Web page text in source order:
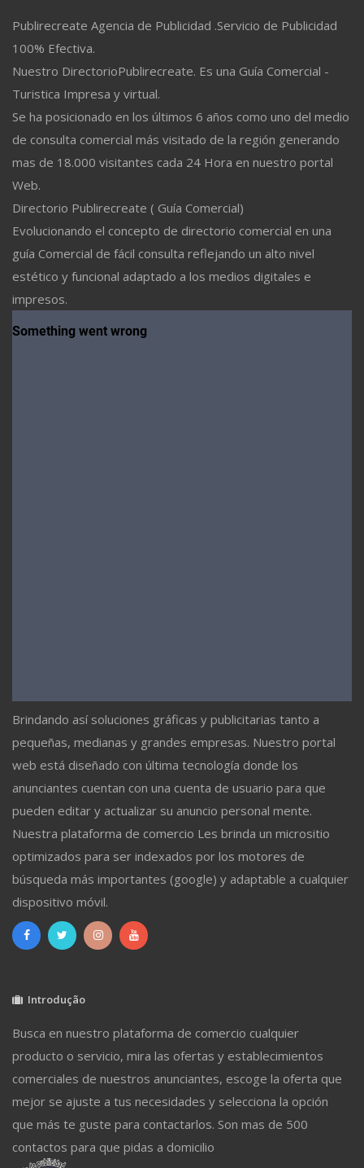
Publirecreate Agencia de Publicidad .Servicio de Publicidad
100% Efectiva.
Nuestro DirectorioPublirecreate. Es una Guía Comercial -
Turistica Impresa y virtual.
Se ha posicionado en los últimos 6 años como uno del medio
de consulta comercial más visitado de la región generando
mas de 18.000 visitantes cada 24 Hora en nuestro portal
Web.
Directorio Publirecreate ( Guía Comercial)
Evolucionando el concepto de directorio comercial en una
guía Comercial de fácil consulta reflejando un alto nivel
estético y funcional adaptado a los medios digitales e
impresos.
Brindando así soluciones gráficas y publicitarias tanto a
pequeñas, medianas y grandes empresas. Nuestro portal
web está diseñado con última tecnología donde los
anunciantes cuentan con una cuenta de usuario para que
pueden editar y actualizar su anuncio personal mente.
Nuestra plataforma de comercio Les brinda un micrositio
optimizados para ser indexados por los motores de
búsqueda más importantes (google) y adaptable a cualquier
dispositivo móvil.
Introdução
Busca en nuestro plataforma de comercio cualquier
producto o servicio, mira las ofertas y establecimientos
comerciales de nuestros anunciantes, escoge la oferta que
mejor se ajuste a tus necesidades y selecciona la opción
que más te guste para contactarlos. Son mas de 500
contactos para que pidas a domicilio